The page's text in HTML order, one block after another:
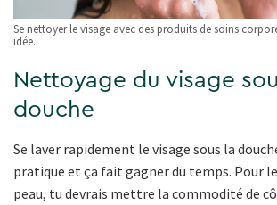
Se nettoyer le visage avec des produits de soins
idée.
Nettoyage du visage
douche
Se laver rapidement le visage sous la
pratique et ça fait gagner du temps. Pour
peau, tu devrais mettre la commodité de